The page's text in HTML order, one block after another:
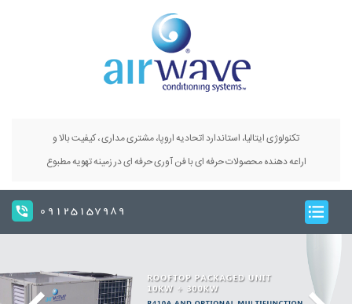
تکنولوژی ایتالیا، استاندارد اتحادیه اروپا، مشتری مداری ، کیفیت بالا و
اراعه دهنده محصولات حرفه ای با فن آوری حرفه ای در زمینه تهویه مطبوع
09125157989